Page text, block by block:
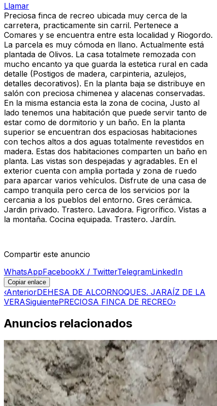
Llamar
Preciosa finca de recreo ubicada muy cerca de la
carretera, practicamente sin carril. Pertenece a
Comares y se encuentra entre esta localidad y Riogordo.
La parcela es muy cómoda en llano. Actualmente está
plantada de Olivos. La casa totalmete remozada con
mucho encanto ya que guarda la estetica rural en cada
detalle (Postigos de madera, carpinteria, azulejos,
detalles decorativos). En la planta baja se distribuye en
salón con preciosa chimenea y alacenas conservadas.
En la misma estancia esta la zona de cocina, Justo al
lado tenemos una habitación que puede servir tanto de
estar como de dormitorio y un baño. En la planta
superior se encuentran dos espaciosas habitaciones
con techos altos a dos aguas totalmente revestidos en
madera. Estas dos habitaciones comparten un baño en
planta. Las vistas son despejadas y agradables. En el
exterior cuenta con amplia portada y zona de ruedo
para aparcar varios vehículos. Disfrute de una casa de
campo tranquila pero cerca de los servicios por la
cercania a los pueblos del entorno. Gres cerámica.
Jardin privado. Trastero. Lavadora. Figrorífico. Vistas a
la montaña. Cocina equipada. Trastero. Jardín.
Compartir este anuncio
WhatsAppFacebookX / TwitterTelegramLinkedIn
Copiar enlace
‹AnteriorDEHESA DE ALCORNOQUES. JARAÍZ DE LA
VERASiguientePRECIOSA FINCA DE RECREO›
Anuncios relacionados